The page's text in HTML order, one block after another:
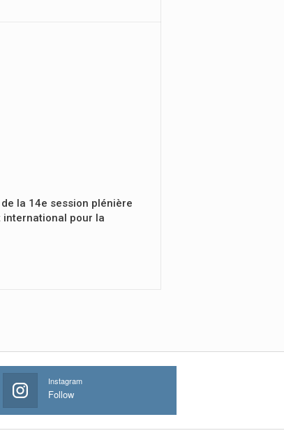
la 14e session plénière
international pour la
Instagram
Follow